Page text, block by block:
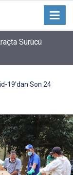
Sürücü
19'dan Son 24